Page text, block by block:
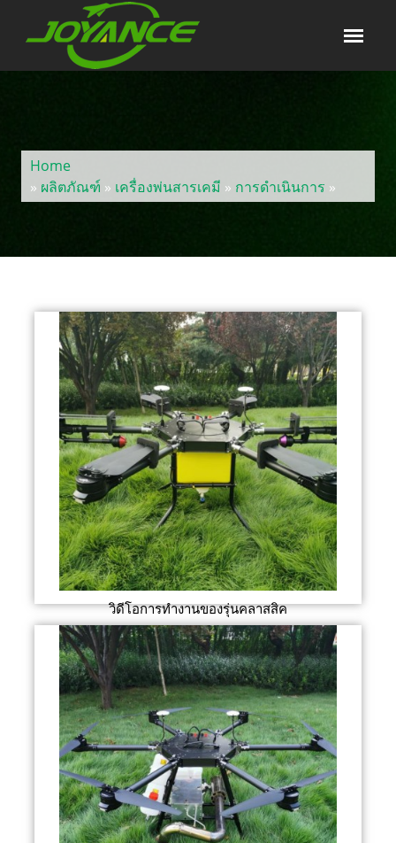
Home
» ผลิตภัณฑ์ » เครื่องพ่นสารเคมี » การดำเนินการ »
วิดีโอการทำงานของรุ่นคลาสสิค